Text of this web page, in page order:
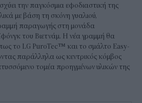
την παγκόσμια εφοδιαστική της
με βάση τη σκόνη γυαλιού,
παραγωγής στη μονάδα
του Βιετνάμ. Η νέα γραμμή θα
το LG PuroTec™ και το σμάλτο Easy-
παράλληλα ως κεντρικός κόμβος
τομέα προηγμένων υλικών της